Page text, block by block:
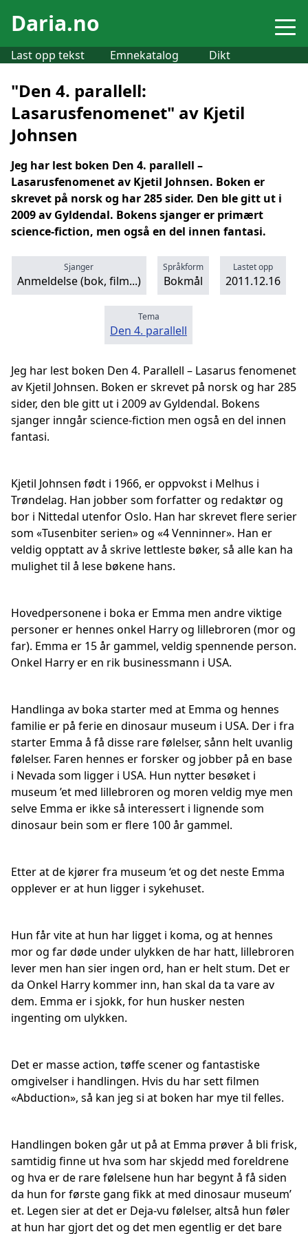
Daria.no
Last opp tekst Emnekatalog Dikt
"Den 4. parallell:
Lasarusfenomenet" av Kjetil
Johnsen
Jeg har lest boken Den 4. parallell –
Lasarusfenomenet av Kjetil Johnsen. Boken er
skrevet på norsk og har 285 sider. Den ble gitt ut i
2009 av Gyldendal. Bokens sjanger er primært
science-fiction, men også en del innen fantasi.
Sjanger
Anmeldelse (bok, film...)
Språkform
Bokmål
Lastet opp
2011.12.16
Tema
Den 4. parallell
Jeg har lest boken Den 4. Parallell – Lasarus fenomenet
av Kjetil Johnsen. Boken er skrevet på norsk og har 285
sider, den ble gitt ut i 2009 av Gyldendal. Bokens
sjanger inngår science-fiction men også en del innen
fantasi.
Kjetil Johnsen født i 1966, er oppvokst i Melhus i
Trøndelag. Han jobber som forfatter og redaktør og
bor i Nittedal utenfor Oslo. Han har skrevet flere serier
som «Tusenbiter serien» og «4 Venninner». Han er
veldig opptatt av å skrive lettleste bøker, så alle kan ha
mulighet til å lese bøkene hans.
Hovedpersonene i boka er Emma men andre viktige
personer er hennes onkel Harry og lillebroren (mor og
far). Emma er 15 år gammel, veldig spennende person.
Onkel Harry er en rik businessmann i USA.
Handlinga av boka starter med at Emma og hennes
familie er på ferie en dinosaur museum i USA. Der i fra
starter Emma å få disse rare følelser, sånn helt uvanlig
følelser. Faren hennes er forsker og jobber på en base
i Nevada som ligger i USA. Hun nytter besøket i
museum ’et med lillebroren og moren veldig mye men
selve Emma er ikke så interessert i lignende som
dinosaur bein som er flere 100 år gammel.
Etter at de kjører fra museum ‘et og det neste Emma
opplever er at hun ligger i sykehuset.
Hun får vite at hun har ligget i koma, og at hennes
mor og far døde under ulykken de har hatt, lillebroren
lever men han sier ingen ord, han er helt stum. Det er
da Onkel Harry kommer inn, han skal da ta vare av
dem. Emma er i sjokk, for hun husker nesten
ingenting om ulykken.
Det er masse action, tøffe scener og fantastiske
omgivelser i handlingen. Hvis du har sett filmen
«Abduction», så kan jeg si at boken har mye til felles.
Handlingen boken går ut på at Emma prøver å bli frisk,
samtidig finne ut hva som har skjedd med foreldrene
og hva er de rare følelsene hun har begynt å få siden
da hun for første gang fikk at med dinosaur museum’
et. Legen sier at det er Deja-vu følelser, altså hun føler
at hun har gjort det og det men egentlig er det bare